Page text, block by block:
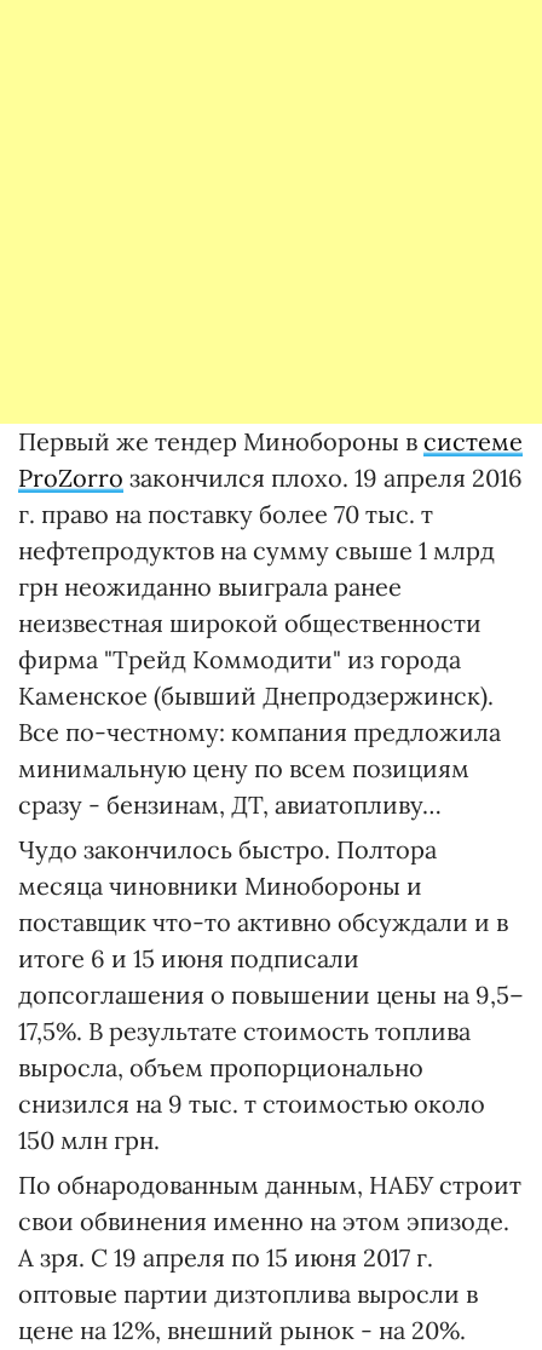
Первый же тендер Минобороны в системе
ProZorro закончился плохо. 19 апреля 2016
г. право на поставку более 70 тыс. т
нефтепродуктов на сумму свыше 1 млрд
грн неожиданно выиграла ранее
неизвестная широкой общественности
фирма "Трейд Коммодити" из города
Каменское (бывший Днепродзержинск).
Все по-честному: компания предложила
минимальную цену по всем позициям
сразу - бензинам, ДТ, авиатопливу…
Чудо закончилось быстро. Полтора
месяца чиновники Минобороны и
поставщик что-то активно обсуждали и в
итоге 6 и 15 июня подписали
допсоглашения о повышении цены на 9,5–
17,5%. В результате стоимость топлива
выросла, объем пропорционально
снизился на 9 тыс. т стоимостью около
150 млн грн.
По обнародованным данным, НАБУ строит
свои обвинения именно на этом эпизоде.
А зря. С 19 апреля по 15 июня 2017 г.
оптовые партии дизтоплива выросли в
цене на 12%, внешний рынок - на 20%.